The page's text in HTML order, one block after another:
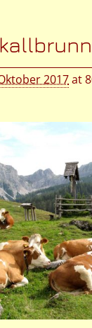
2017at